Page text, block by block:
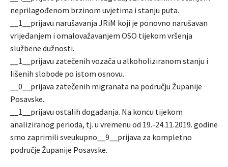
neprilagođenom brzinom uvjetima i stanju puta.
__1__prijavu narušavanja JRiM koji je ponovno narušavan
vrijeđanjem i omalovažavanjem OSO tijekom vršenja
službene dužnosti.
__1__prijavu zatečenih vozača u alkoholiziranom stanju i
lišenih slobode po istom osnovu.
__0__prijava zatečenih migranata na području Županije
Posavske.
__1__prijavu ostalih događanja. Na koncu tijekom
analiziranog perioda, tj. u vremenu od 19.-24.11.2019. godine
smo zaprimili sveukupno__9__prijava za kompletno
područje Županije Posavske.